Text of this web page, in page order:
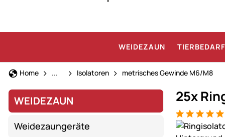
WEIDEZAUN TIERBEDARF
Home Weidezaun
... Isolatoren metrisches Gewinde M6/M8
WEIDEZAUN
Weidezaungeräte
25x
Bewertung:
6